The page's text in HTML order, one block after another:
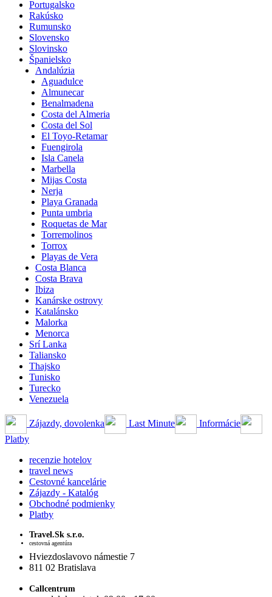
Portugalsko
Rakúsko
Rumunsko
Slovensko
Slovinsko
Španielsko
Andalúzia
Aguadulce
Almunecar
Benalmadena
Costa del Almeria
Costa del Sol
El Toyo-Retamar
Fuengirola
Isla Canela
Marbella
Mijas Costa
Nerja
Playa Granada
Punta umbria
Roquetas de Mar
Torremolinos
Torrox
Playas de Vera
Costa Blanca
Costa Brava
Ibiza
Kanárske ostrovy
Katalánsko
Malorka
Menorca
Srí Lanka
Taliansko
Thajsko
Tunisko
Turecko
Venezuela
Zájazdy, dovolenka Last Minute
Informácie
Platby
recenzie hotelov
travel news
Cestovné kancelárie
Zájazdy - Katalóg
Obchodné podmienky
Platby
Travel.Sk s.r.o.
cestovná agentúra
Hviezdoslavovo námestie 7
811 02 Bratislava
Callcentrum